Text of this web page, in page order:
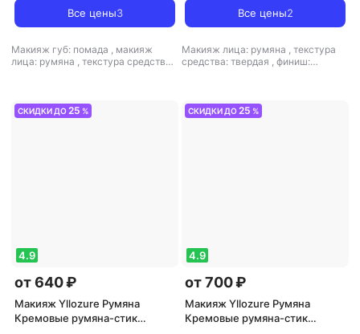
3.5 г 8050246200049
Все цены3
Макияж губ: помада , макияж
лица: румяна , текстура средства:
Все цены2
Макияж лица: румяна , текстура
средства: твердая , финиш:
СКИДКИ ДО25 %
4.9
от 640 ₽
Макияж Yllozure Румяна
Кремовые румяна-стик
СКИДКИ ДО25 %
4.9
от 700 ₽
Макияж Yllozure Румяна
Кремовые румяна-стик